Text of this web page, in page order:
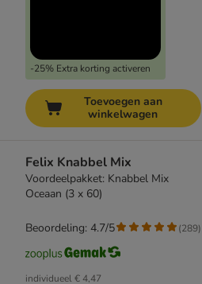
-25% Extra korting activeren
Toevoegen aan
winkelwagen
Felix Knabbel Mix
Voordeelpakket: Knabbel Mix
Oceaan (3 x 60)
individueel€ 4,47
Beoordeling: 4.7/5 (289)